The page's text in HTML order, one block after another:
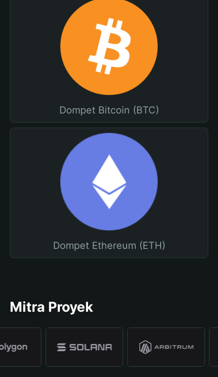
Dompet Bitcoin (BTC)
Dompet Ethereum (ETH)
Mitra Proyek